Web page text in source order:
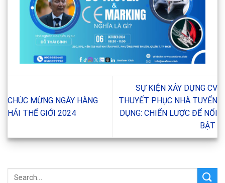
CHÚC MỪNG NGÀY HÀNG
HẢI THẾ GIỚI 2024
SỰ KIỆN XÂY DỰNG CV
THUYẾT PHỤC NHÀ TUYỂN
DỤNG: CHIẾN LƯỢC ĐỂ NỔI
BẬT